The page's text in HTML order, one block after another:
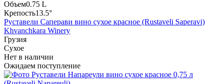
Объем0.75 L
Крепость13.5°
Руставели Саперави вино сухое красное (Rustaveli Saperavi)
Khvanchkara Winery
Грузия
Сухое
Нет в наличии
Ожидаем поступление